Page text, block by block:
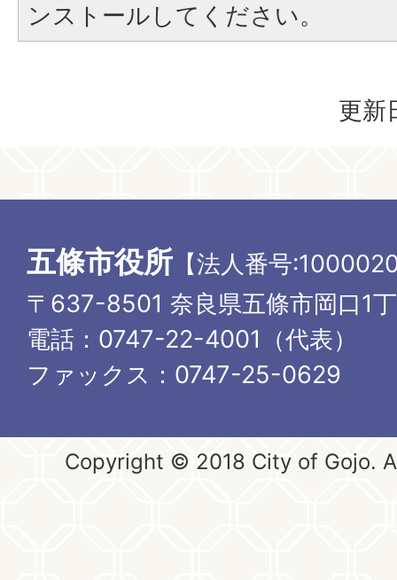
ンストールしてください。
更新
五條市役所 【法人番号
〒637-8501 奈良県五條市岡口1
電話：0747-22-4001（代表）
ファックス：0747-25-0629
Copyright © 2018 City of Gojo.